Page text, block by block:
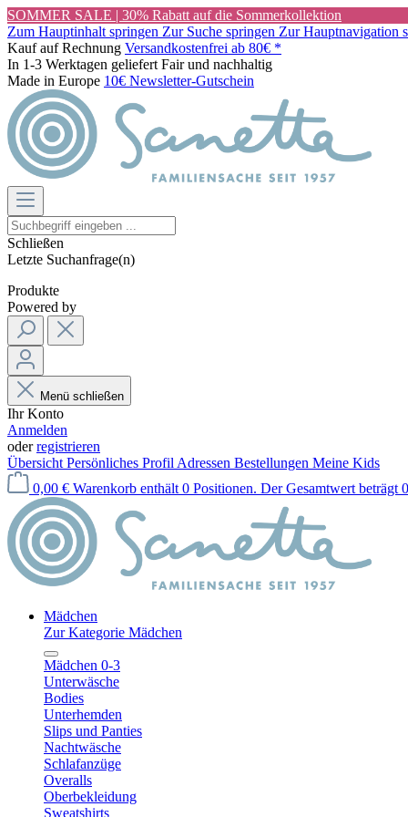
SOMMER SALE | 30% Rabatt auf die Sommerkollektion
Zum Hauptinhalt springen Zur Suche springen Zur Hauptnavigation
Kauf auf Rechnung Versandkostenfrei ab 80€ *
In 1-3 Werktagen geliefert Fair und nachhaltig
Made in Europe 10€ Newsletter-Gutschein
Schließen
Letzte Suchanfrage(n)
Produkte
Powered by
Menü schließen
Ihr Konto
Anmelden
oderregistrieren
Übersicht Persönliches Profil Adressen Bestellungen Meine Kids
0,00 € Warenkorb enthält 0 Positionen. Der Gesamtwert beträgt
Mädchen
Zur Kategorie Mädchen
Mädchen 0-3
Unterwäsche
Bodies
Unterhemden
Slips und Panties
Nachtwäsche
Schlafanzüge
Overalls
Oberbekleidung
Sweatshirts